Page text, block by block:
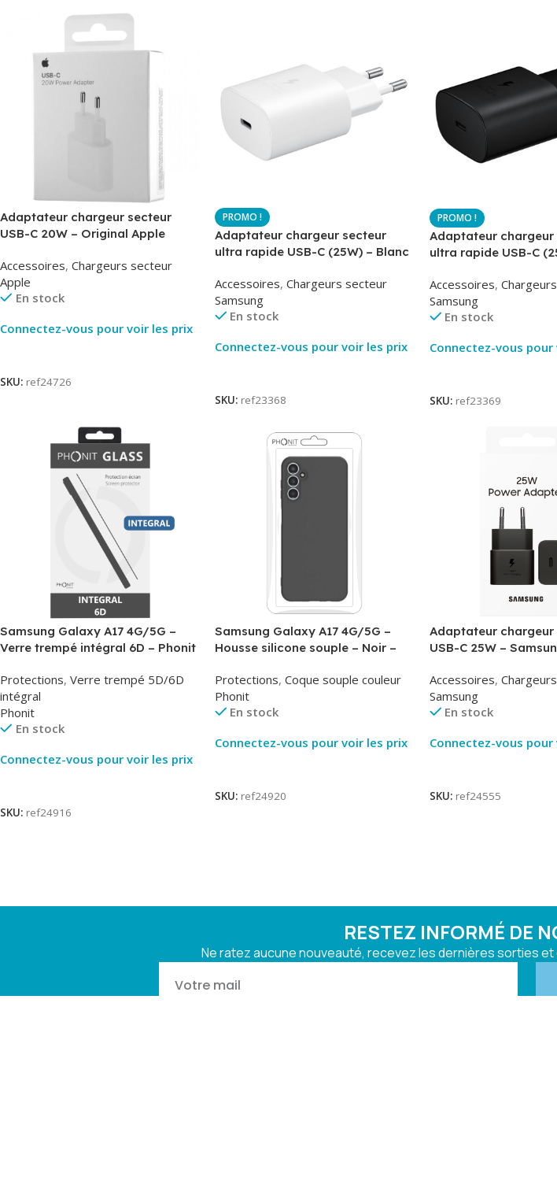
Adaptateur chargeur secteur
USB-C 20W – Original Apple
Accessoires, Chargeurs secteur
Apple
En stock
Connectez-vous pour voir les prix
SKU: ref24726
Adaptateur chargeur secteur
ultra rapide USB-C (25W) – Blanc
Accessoires, Chargeurs secteur
Samsung
En stock
Connectez-vous pour voir les prix
SKU: ref23368
Adaptateur chargeur
ultra rapide USB-C
Accessoires,
Samsung
En stock
Connectez-vous
SKU: ref23369
Samsung Galaxy A17 4G/5G –
Verre trempé intégral 6D – Phonit
Protections, Verre trempé 5D/6D
intégral
Phonit
En stock
Connectez-vous pour voir les prix
SKU: ref24916
Samsung Galaxy A17 4G/5G –
Housse silicone souple – Noir –
Protections, Coque souple couleur
Phonit
En stock
Connectez-vous pour voir les prix
SKU: ref24920
Adaptateur chargeur
USB-C 25W –
Original
Accessoires,
Samsung
En stock
Connectez-vous
SKU: ref24555
RESTEZ INFORMÉ DE
Ne ratez aucune nouveauté, recevez les dernières sorties